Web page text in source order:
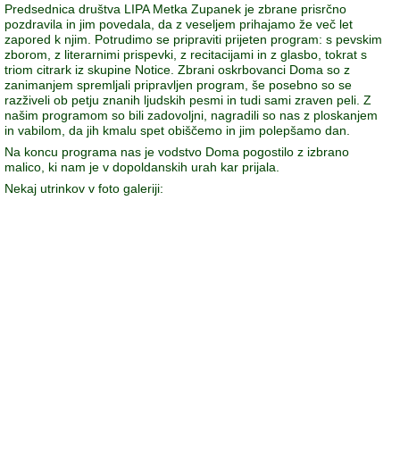
Predsednica društva LIPA Metka Zupanek je zbrane prisrčno
pozdravila in jim povedala, da z veseljem prihajamo že več let
zapored k njim. Potrudimo se pripraviti prijeten program: s pevskim
zborom, z literarnimi prispevki, z recitacijami in z glasbo, tokrat s
triom citrark iz skupine Notice. Zbrani oskrbovanci Doma so z
zanimanjem spremljali pripravljen program, še posebno so se
razživeli ob petju znanih ljudskih pesmi in tudi sami zraven peli. Z
našim programom so bili zadovoljni, nagradili so nas z ploskanjem
in vabilom, da jih kmalu spet obiščemo in jim polepšamo dan.
Na koncu programa nas je vodstvo Doma pogostilo z izbrano
malico, ki nam je v dopoldanskih urah kar prijala.
Nekaj utrinkov v foto galeriji: